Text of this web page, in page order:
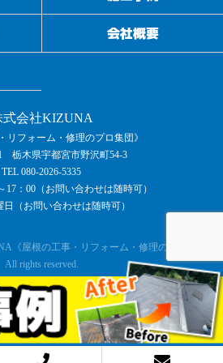
会社概要
式会社KIZUNA
リフォーム・修理のプロ集団》
栃木県宇都宮市野沢町54-3
TEL 080-2026-5335
17：00（お問い合わせは随時可）
日（お問い合わせは随時可）
《屋根の工事・リフォーム・修理のプロ集団》
All rights reserved.